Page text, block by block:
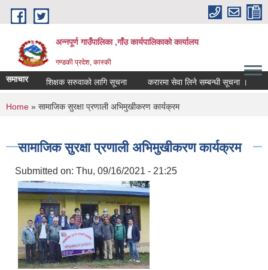
Skip to main content
अन्नपूर्ण गाउँपालिका ,गाँउ कार्यपालिकाको कार्यालय
गण्डकी प्रदेश, कास्की
समाचार शिक्षक सरुवाको लागि सूचना करारमा सेवा लिने सम्बन्धी सूचना ।
You are here
Home » सामाजिक सुरक्षा प्रणाली अभिमुखीकरण कार्यक्रम
सामाजिक सुरक्षा प्रणाली अभिमुखीकरण कार्यक्रम
Submitted on: Thu, 09/16/2021 - 21:25